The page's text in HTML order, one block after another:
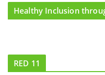
Healthy Inclusion
RED 11